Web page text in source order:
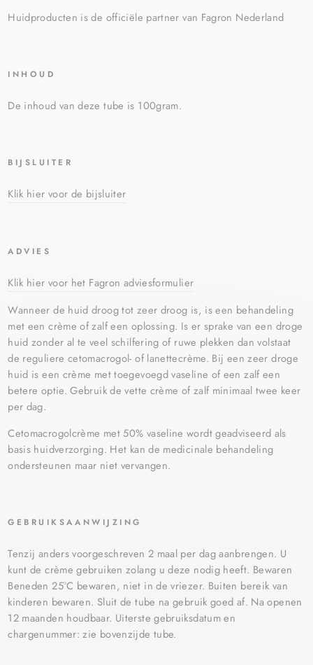
Huidproducten is de officiële partner van Fagron Nederland
INHOUD
De inhoud van deze tube is 100gram.
BIJSLUITER
Klik hier voor de bijsluiter
ADVIES
Klik hier voor het Fagron adviesformulier
Wanneer de huid droog tot zeer droog is, is een behandeling
met een crème of zalf een oplossing. Is er sprake van een droge
huid zonder al te veel schilfering of ruwe plekken dan volstaat
de reguliere cetomacrogol- of lanettecrème. Bij een zeer droge
huid is een crème met toegevoegd vaseline of een zalf een
betere optie. Gebruik de vette crème of zalf minimaal twee keer
per dag.
Cetomacrogolcrème met 50% vaseline wordt geadviseerd als
basis huidverzorging. Het kan de medicinale behandeling
ondersteunen maar niet vervangen.
GEBRUIKSAANWIJZING
Tenzij anders voorgeschreven 2 maal per dag aanbrengen. U
kunt de crème gebruiken zolang u deze nodig heeft. Bewaren
Beneden 25°C bewaren, niet in de vriezer. Buiten bereik van
kinderen bewaren. Sluit de tube na gebruik goed af. Na openen
12 maanden houdbaar. Uiterste gebruiksdatum en
chargenummer: zie bovenzijde tube.